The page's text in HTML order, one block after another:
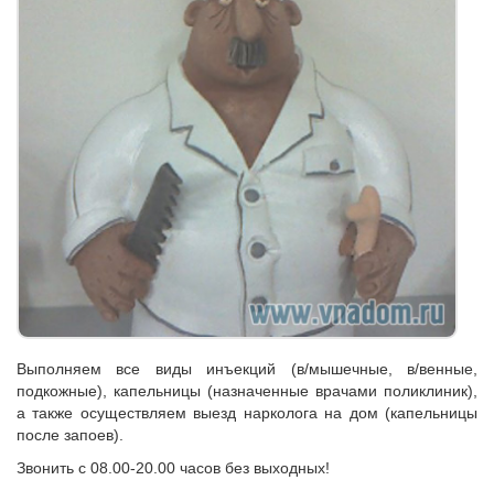
Выполняем все виды инъекций (в/мышечные, в/венные,
подкожные), капельницы (назначенные врачами поликлиник),
а также осуществляем выезд нарколога на дом (капельницы
после запоев).
Звонить с 08.00-20.00 часов без выходных!